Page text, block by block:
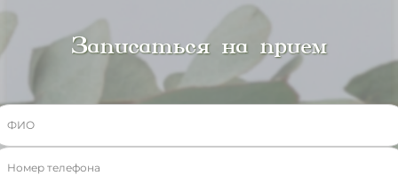
Записаться на прием